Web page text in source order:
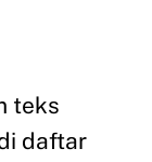
teks
daftar